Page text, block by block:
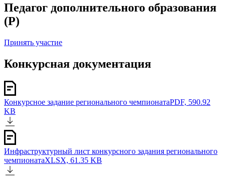
Педагог дополнительного образования
(Р)
Принять участие
Конкурсная документация
Конкурсное задание регионального чемпионатаPDF, 590.92
KB
Инфраструктурный лист конкурсного задания регионального
чемпионатаXLSX, 61.35 KB